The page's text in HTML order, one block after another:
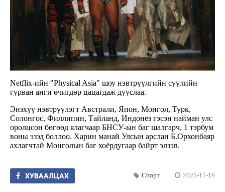
Netflix-ийн "Physical Asia" шоу нэвтрүүлгийн сүүлийн
гурван анги өчигдөр цацагдаж дууслаа.
Энэхүү нэвтрүүлэгт Австрали, Япон, Монгол, Турк,
Солонгос, Филлипин, Тайланд, Индонез гэсэн найман улс
оролцсон бөгөөд ялагчаар БНСУ-ын баг шалгарч, 1 тэрбум
воны эзэд боллоо. Харин манай Улсын арслан Б.Орхонбаяр
ахлагчтай Монголын баг хоёрдугаар байрт элзэв.
ХУВААЛЦАХ Спорт 2025-11-19